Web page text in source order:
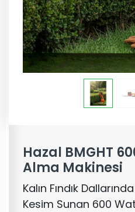
Hazal BMGHT
Alma Makinesi
Kalın Fındık
Kesim Sunan 600